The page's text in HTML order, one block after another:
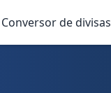
Conversor de divisas